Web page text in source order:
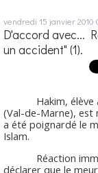
vendredi 15 janvier 2010
D'accord avec...
un accident" (1).
Hakim, élève au
(Val-de-Marne), est
a été poignardé le
Islam.
Réaction
déclarer que le